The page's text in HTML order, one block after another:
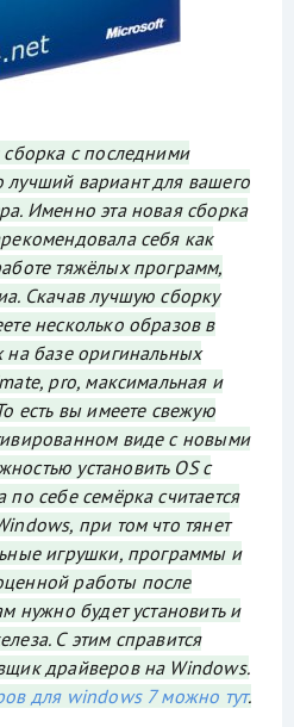
сборка с последними
вариант для вашего
Именно эта новая сборка
себя как
тяжёлых программ,
Скачав лучшую сборку
несколько образов в
базе оригинальных
pro, максимальная и
есть вы имеете свежую
виде с новыми
установить OS с
себе семёрка считается
при том что тянет
игрушки, программы и
работы после
нужно будет установить и
С этим справится
драйверов на Windows.
для windows 7 можно тут.